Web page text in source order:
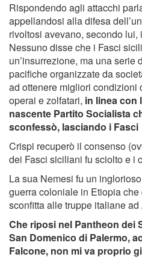
Rispondendo agli attacchi
appellandosi alla difesa
rivoltosi avevano, secondo
Nessuno disse che i Fasci
un’insurrezione, ma una
pacifiche organizzate da
ad ottenere migliori condizioni
operai e zolfatari, in linea con
nascente Partito Socialista
sconfessò, lasciando i
Crispi recuperò il consenso
dei Fasci siciliani fu sciolto e i
La sua Nemesi fu un
guerra coloniale in Etiopia
sconfitta alle truppe italiane ad
Che riposi nel Pantheon dei
San Domenico di Palermo,
Falcone, non mi va proprio